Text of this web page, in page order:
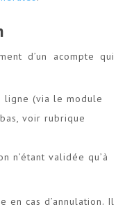
d’un acompte qui
ligne (via le module
voir rubrique
n’étant validée qu’à
en cas d’annulation. Il